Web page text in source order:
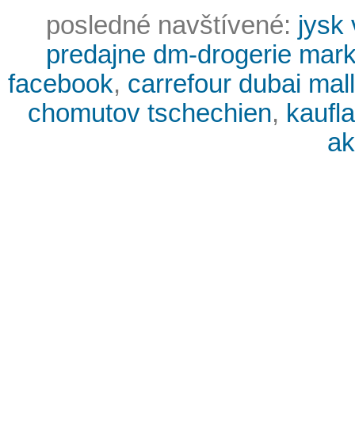
posledné navštívené: jysk
predajne dm-drogerie
facebook, carrefour dubai
chomutov tschechien,